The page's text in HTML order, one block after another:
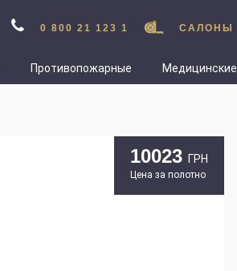
0 800 21 123 1 САЛОНЫ
Противопожарные Медицинские
10023 ГРН
Цена за полотно